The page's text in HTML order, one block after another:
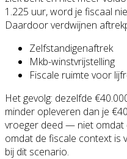
1.225 uur, word je fiscaal
Daardoor verdwijnen
Zelfstandigenaftrek
Mkb-winstvrijstelling
Fiscale ruimte voor
Het gevolg: dezelfde
minder opleveren dan je
vroeger deed — niet omdat
omdat de fiscale context is
bij dit scenario.